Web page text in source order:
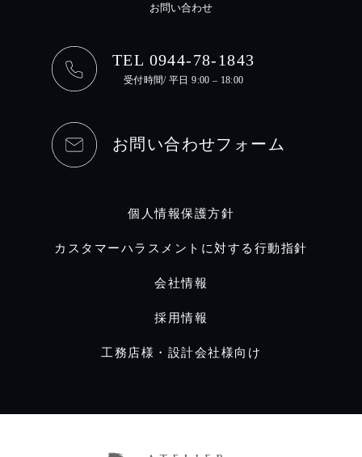
お問い合わせ
TEL 0944-78-1843
受付時間/ 平日 9:00 – 18:00
お問い合わせフォーム
個人情報保護方針
カスタマーハラスメントに対する行動指針
会社情報
採用情報
工務店様・設計会社様向け